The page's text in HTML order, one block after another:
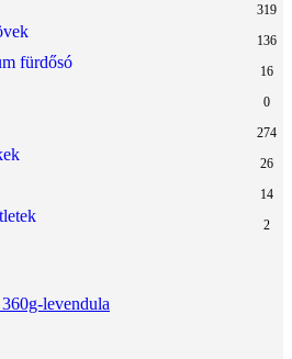
319
136
fürdősó 16
0
274
26
14
2
levendula